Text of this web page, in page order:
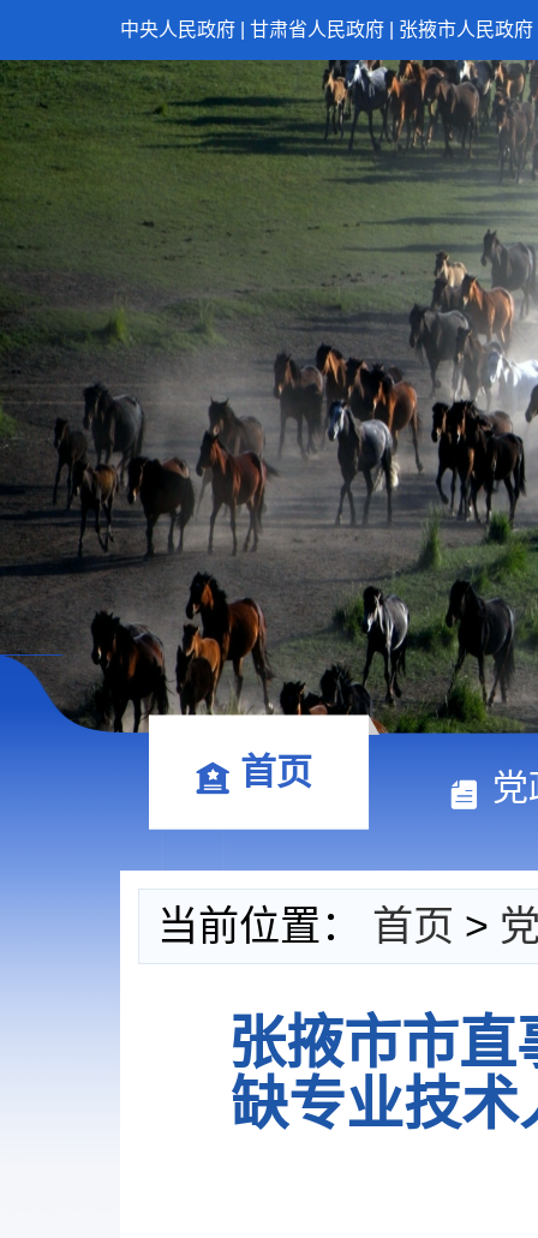
中央人民政府 甘肃省人民政府 张掖市人民政府
首页 党
当前位置： 首页 >
张掖市市
缺专业技